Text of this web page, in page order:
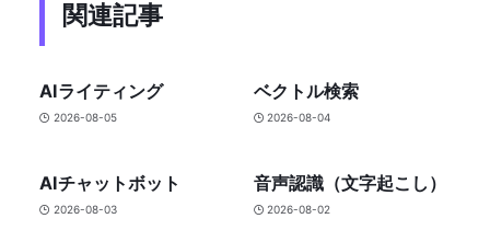
関連記事
AIライティング
2026-08-05
ベクトル検索
2026-08-04
AIチャットボット
2026-08-03
音声認識（文字起こし）
2026-08-02